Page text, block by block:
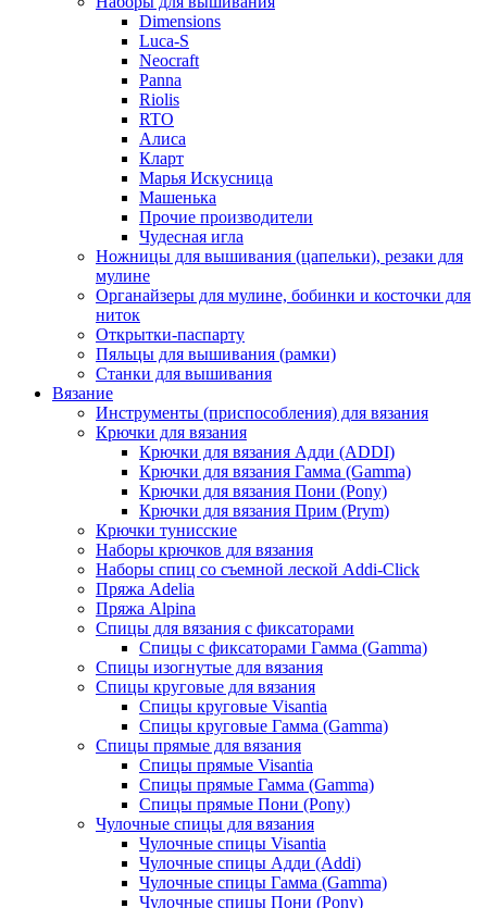
Dimensions
Luca-S
Neocraft
Panna
Riolis
RTO
Алиса
Кларт
Марья Искусница
Машенька
Прочие производители
Чудесная игла
Ножницы для вышивания (цапельки), резаки для
мулине
Органайзеры для мулине, бобинки и косточки для
ниток
Открытки-паспарту
Пяльцы для вышивания (рамки)
Станки для вышивания
Вязание
Инструменты (приспособления) для вязания
Крючки для вязания
Крючки для вязания Адди (ADDI)
Крючки для вязания Гамма (Gamma)
Крючки для вязания Пони (Pony)
Крючки для вязания Прим (Prym)
Крючки тунисские
Наборы крючков для вязания
Наборы спиц со съемной леской Addi-Click
Пряжа Adelia
Пряжа Alpina
Спицы для вязания с фиксаторами
Спицы с фиксаторами Гамма (Gamma)
Спицы изогнутые для вязания
Спицы круговые для вязания
Спицы круговые Visantia
Спицы круговые Гамма (Gamma)
Спицы прямые для вязания
Спицы прямые Visantia
Спицы прямые Гамма (Gamma)
Спицы прямые Пони (Pony)
Чулочные спицы для вязания
Чулочные спицы Visantia
Чулочные спицы Адди (Addi)
Чулочные спицы Гамма (Gamma)
Чулочные спицы Пони (Pony)